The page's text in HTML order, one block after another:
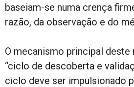
baseiam-se numa crença
razão, da observação e do
O mecanismo principal deste
“ciclo de descoberta e
ciclo deve ser impulsionado